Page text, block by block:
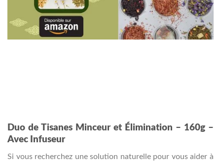
Duo de Tisanes Minceur et Élimination – 160g –
Avec Infuseur
Si vous recherchez une solution naturelle pour vous aider à